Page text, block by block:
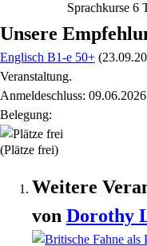
Sprachkurse 6
Unsere
Englisch B1-e 50+
Veranstaltung.
Anmeldeschluss: 09.06.2026
Belegung:
(Plätze frei)
Weitere
von Dorothy